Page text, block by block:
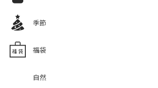
季節
福袋
自然